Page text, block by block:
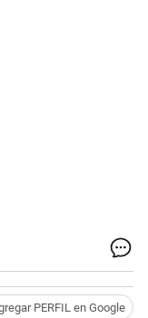
PERFIL en Google